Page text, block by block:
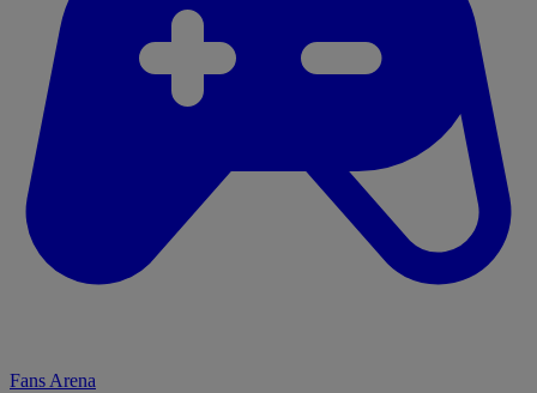
Fans Arena